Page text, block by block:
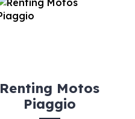
Renting Motos
Piaggio